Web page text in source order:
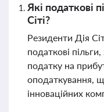
Які податкові
Сіті?
Резиденти Дія
податкові
податку на
оподаткування,
інноваційних